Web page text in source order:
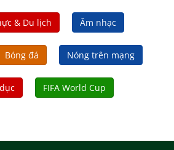
& Du lịch Âm nhạc
Bóng đá Nóng trên mạng
FIFA World Cup